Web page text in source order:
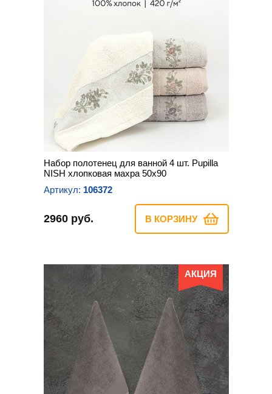
Набор полотенец для ванной 4 шт. Pupilla
NISH хлопковая махра 50х90
Артикул: 106372
2960 руб. В КОРЗИНУ
АКЦИЯ